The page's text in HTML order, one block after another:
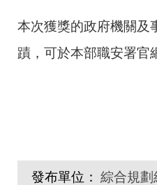
本次獲獎的政府機關及
蹟，可於本部職安署官
發布單位： 綜合規劃